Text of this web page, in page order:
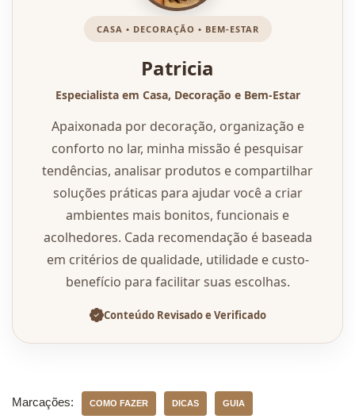
CASA • DECORAÇÃO • BEM-ESTAR
Patricia
Especialista em Casa, Decoração e Bem-Estar
Apaixonada por decoração, organização e
conforto no lar, minha missão é pesquisar
tendências, analisar produtos e compartilhar
soluções práticas para ajudar você a criar
ambientes mais bonitos, funcionais e
acolhedores. Cada recomendação é baseada
em critérios de qualidade, utilidade e custo-
benefício para facilitar suas escolhas.
Conteúdo Revisado e Verificado
Marcações: COMO FAZER DICAS GUIA